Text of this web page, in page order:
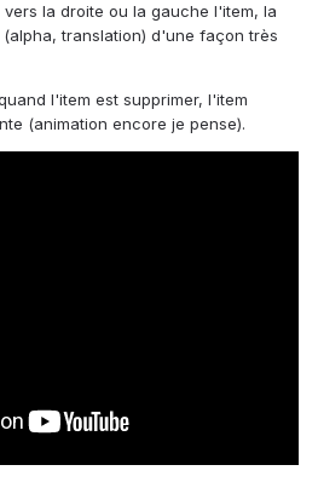
la droite ou la gauche l'item, la
translation) d'une façon très
l'item est supprimer, l'item
(animation encore je pense).